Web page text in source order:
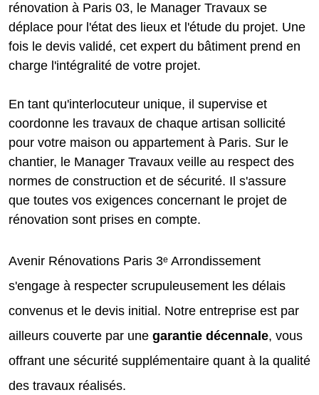
rénovation à Paris 03, le Manager Travaux se
déplace pour l'état des lieux et l'étude du projet. Une
fois le devis validé, cet expert du bâtiment prend en
charge l'intégralité de votre projet.
En tant qu'interlocuteur unique, il supervise et
coordonne les travaux de chaque artisan sollicité
pour votre maison ou appartement à Paris. Sur le
chantier, le Manager Travaux veille au respect des
normes de construction et de sécurité. Il s'assure
que toutes vos exigences concernant le projet de
rénovation sont prises en compte.
Avenir Rénovations Paris 3ᵉ Arrondissement
s'engage à respecter scrupuleusement les délais
convenus et le devis initial. Notre entreprise est par
ailleurs couverte par une garantie décennale, vous
offrant une sécurité supplémentaire quant à la qualité
des travaux réalisés.